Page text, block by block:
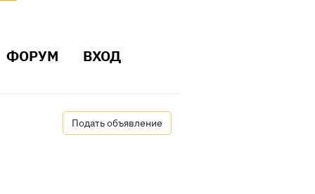
ФОРУМ ВХОД
Подать объявление